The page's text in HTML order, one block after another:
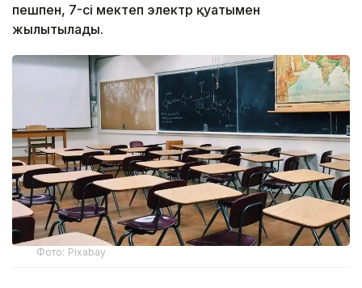
пешпен, 7-сі мектеп электр қуатымен
жылытылады.
Фото: Pixabay